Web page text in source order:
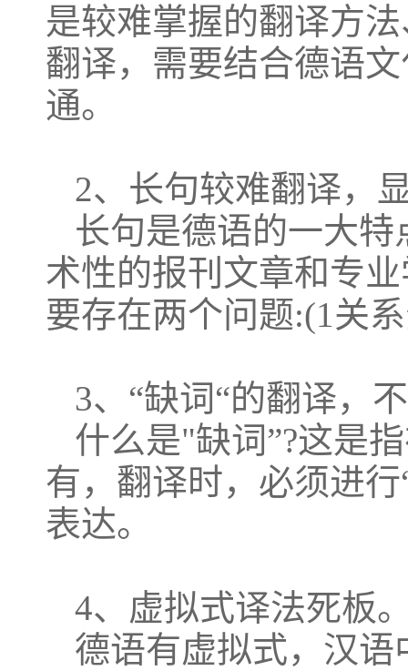
是较难掌握的翻译方
翻译，需要结合德语
通。
2、长句较难翻译，
长句是德语的一大
术性的报刊文章和专
要存在两个问题:(1关
3、“缺词“的翻译，
什么是"缺词”?这是
有，翻译时，必须进
表达。
4、虚拟式译法死板
德语有虚拟式，汉